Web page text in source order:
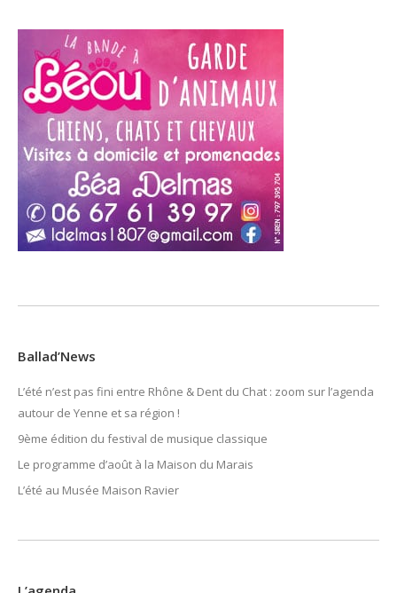
Ballad’News
L’été n’est pas fini entre Rhône & Dent du Chat : zoom sur l’agenda
autour de Yenne et sa région !
9ème édition du festival de musique classique
Le programme d’août à la Maison du Marais
L’été au Musée Maison Ravier